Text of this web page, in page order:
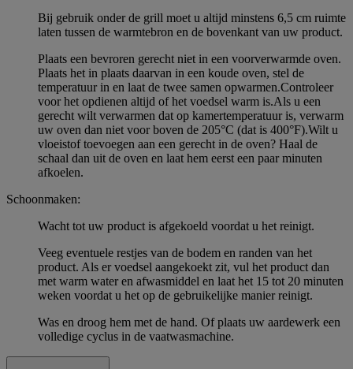
Bij gebruik onder de grill moet u altijd minstens 6,5 cm ruimte
laten tussen de warmtebron en de bovenkant van uw product.
Plaats een bevroren gerecht niet in een voorverwarmde oven.
Plaats het in plaats daarvan in een koude oven, stel de
temperatuur in en laat de twee samen opwarmen.Controleer
voor het opdienen altijd of het voedsel warm is.Als u een
gerecht wilt verwarmen dat op kamertemperatuur is, verwarm
uw oven dan niet voor boven de 205°C (dat is 400°F).Wilt u
vloeistof toevoegen aan een gerecht in de oven? Haal de
schaal dan uit de oven en laat hem eerst een paar minuten
afkoelen.
Schoonmaken:
Wacht tot uw product is afgekoeld voordat u het reinigt.
Veeg eventuele restjes van de bodem en randen van het
product. Als er voedsel aangekoekt zit, vul het product dan
met warm water en afwasmiddel en laat het 15 tot 20 minuten
weken voordat u het op de gebruikelijke manier reinigt.
Was en droog hem met de hand. Of plaats uw aardewerk een
volledige cyclus in de vaatwasmachine.